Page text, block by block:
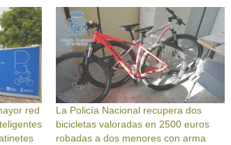
red
La Policía Nacional recupera dos
bicicletas valoradas en 2500 euros
robadas a dos menores con arma